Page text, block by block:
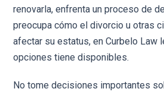
renovarla, enfrenta un proceso de
preocupa cómo el divorcio u otras
afectar su estatus, en Curbelo Law
opciones tiene disponibles.
No tome decisiones importantes